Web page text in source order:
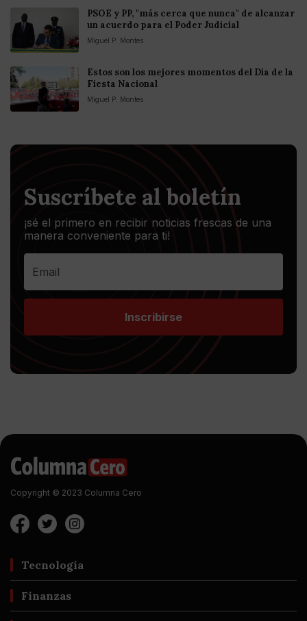
PSOE y PP, "más cerca que nunca" de alcanzar
un acuerdo para el Poder Judicial
Miguel P. Montes
Estos son los mejores momentos del Día de la
Fiesta Nacional
Miguel P. Montes
Suscríbete al boletín
¡sé el primero en recibir noticias frescas de una
manera conveniente para ti!
Inscribirse
Copyright © 2023 Columna Cero
Tecnología
Finanzas